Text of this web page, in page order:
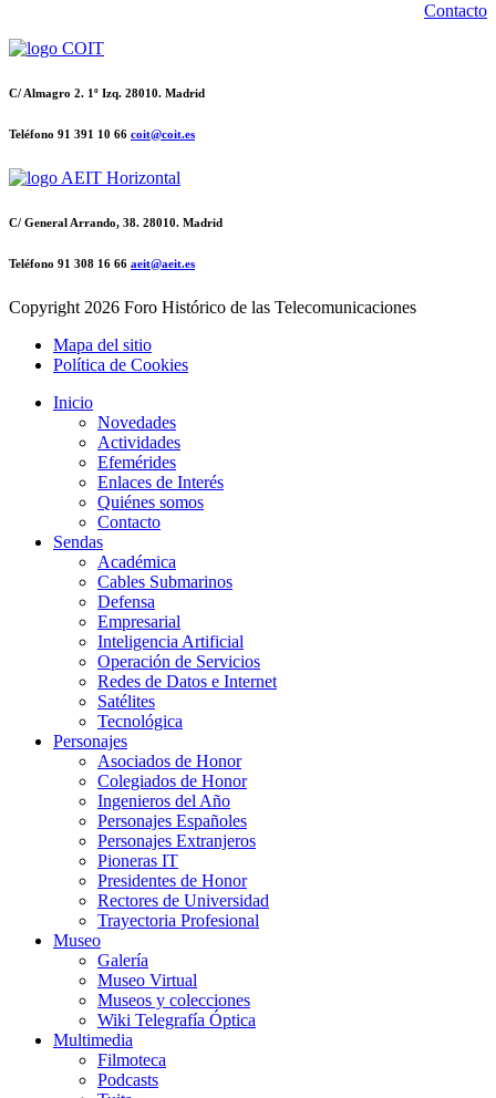
Contacto
C/ Almagro 2. 1º Izq. 28010. Madrid
Teléfono 91 391 10 66 coit@coit.es
C/ General Arrando, 38. 28010. Madrid
Teléfono 91 308 16 66 aeit@aeit.es
Copyright 2026 Foro Histórico de las Telecomunicaciones
Mapa del sitio
Política de Cookies
Inicio
Novedades
Actividades
Efemérides
Enlaces de Interés
Quiénes somos
Contacto
Sendas
Académica
Cables Submarinos
Defensa
Empresarial
Inteligencia Artificial
Operación de Servicios
Redes de Datos e Internet
Satélites
Tecnológica
Personajes
Asociados de Honor
Colegiados de Honor
Ingenieros del Año
Personajes Españoles
Personajes Extranjeros
Pioneras IT
Presidentes de Honor
Rectores de Universidad
Trayectoria Profesional
Museo
Galería
Museo Virtual
Museos y colecciones
Wiki Telegrafía Óptica
Multimedia
Filmoteca
Podcasts